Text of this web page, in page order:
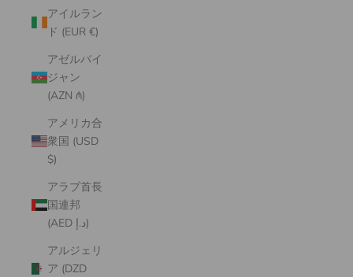
アイルラン
ド (EUR €)
アゼルバイ
ジャン
(AZN ₼)
アメリカ合
衆国 (USD
$)
アラブ首長
国連邦
(AED د.إ)
アルジェリ
ア (DZD